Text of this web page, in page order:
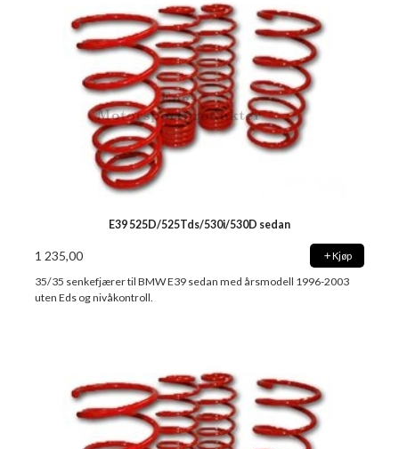
E39 525D/525Tds/530i/530D sedan
1 235,00 Kjøp
35/35 senkefjærer til BMW E39 sedan med årsmodell 1996-2003
uten Eds og nivåkontroll.